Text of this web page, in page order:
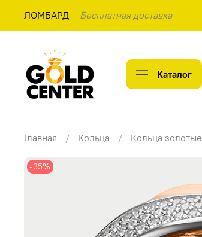
ЛОМБАРД Бесплатная доставка
Каталог
Главная Кольца Кольца золотые
-35%